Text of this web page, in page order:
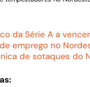
da Série A a
de emprego no
de sotaques do